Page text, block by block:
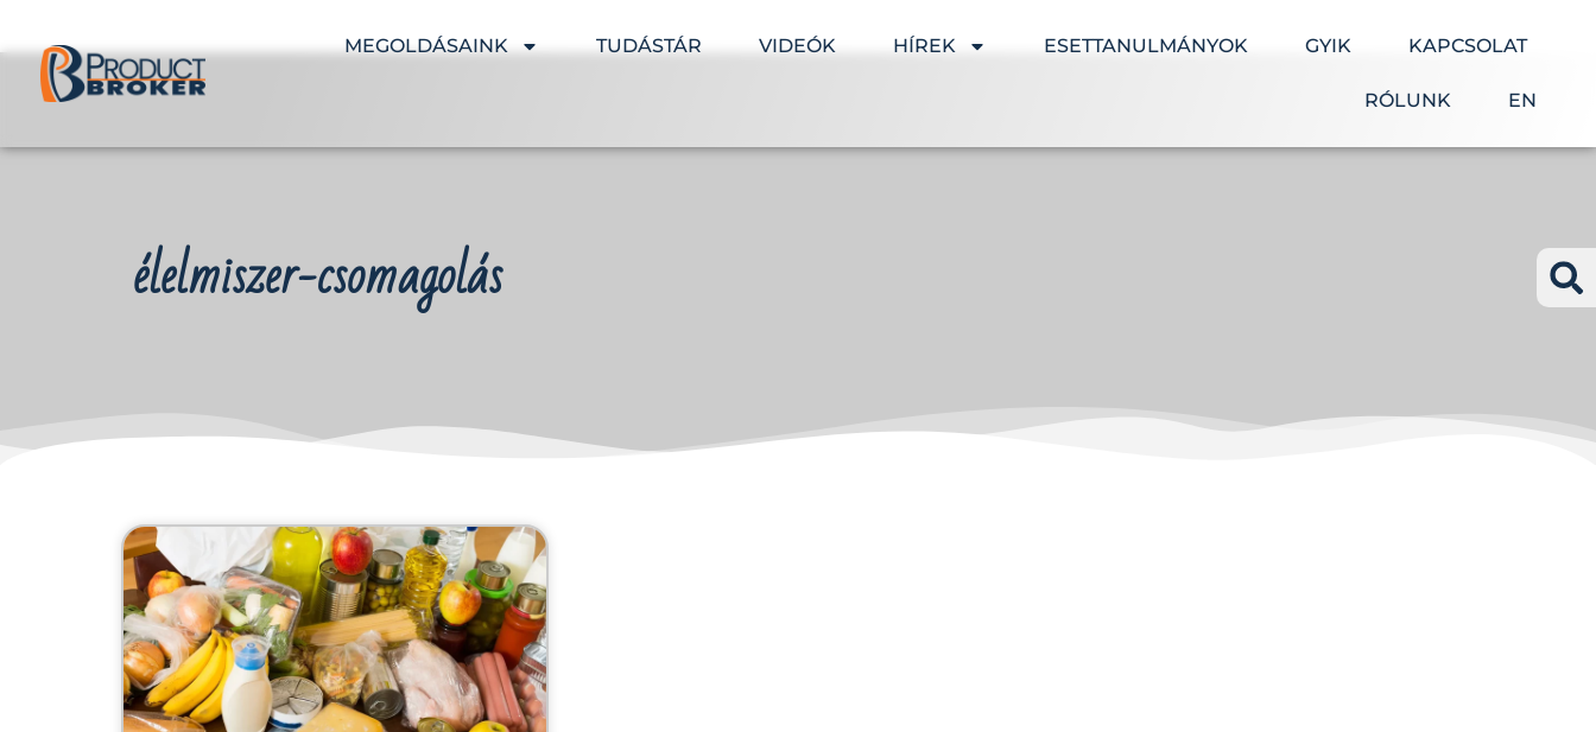
MEGOLDÁSAINK TUDÁSTÁR VIDEÓK HÍREK ESETTANULMÁNYOK GYIK KAPCSOLAT
RÓLUNK EN
élelmiszer-csomagolás